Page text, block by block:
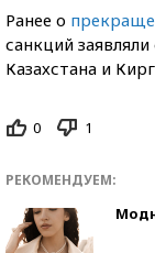
Ранее о
санкций
Казахстана и
0 1
РЕКОМЕНДУЕМ: